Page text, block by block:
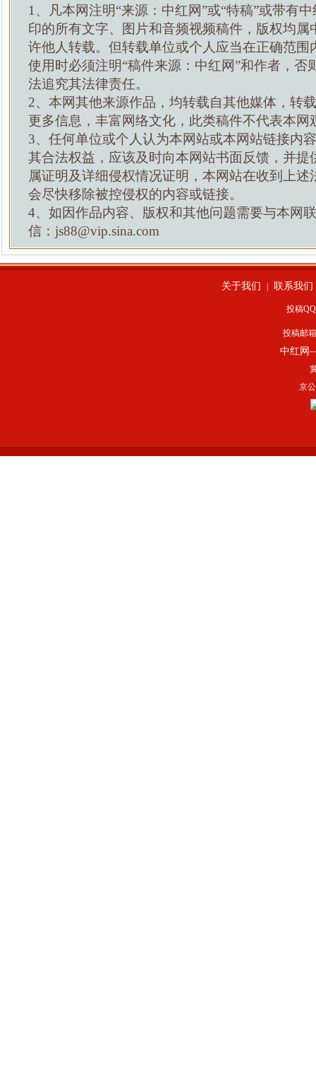
1、凡本网注明“来源：中红网”或“特稿”或带有
印的所有文字、图片和音频视频稿件，版权均属
许他人转载。但转载单位或个人应当在正确范围
使用时必须注明“稿件来源：中红网”和作者，否
法追究其法律责任。
2、本网其他来源作品，均转载自其他媒体，转
更多信息，丰富网络文化，此类稿件不代表本网
3、任何单位或个人认为本网站或本网站链接内
其合法权益，应该及时向本网站书面反馈，并提
属证明及详细侵权情况证明，本网站在收到上述
会尽快移除被控侵权的内容或链接。
4、如因作品内容、版权和其他问题需要与本网
信：js88@vip.sina.com
关于我们 联系我们
投稿
投稿邮
中红网
京